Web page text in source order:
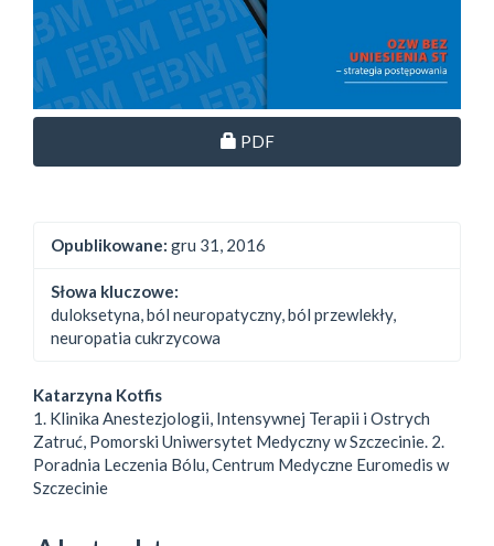
Dostęp przez subskrypcję
PDF
Opublikowane: gru 31, 2016
Słowa kluczowe:
duloksetyna, ból neuropatyczny, ból przewlekły,
neuropatia cukrzycowa
Katarzyna Kotfis
1. Klinika Anestezjologii, Intensywnej Terapii i Ostrych
Zatruć, Pomorski Uniwersytet Medyczny w Szczecinie. 2.
Poradnia Leczenia Bólu, Centrum Medyczne Euromedis w
Szczecinie